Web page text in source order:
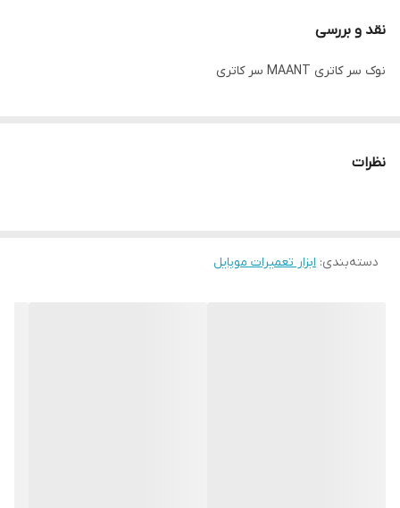
نقد و بررسی
نوک سر کاتری MAANT سر کاتری
نظرات
دسته‌بندی: ابزار تعمیرات موبایل